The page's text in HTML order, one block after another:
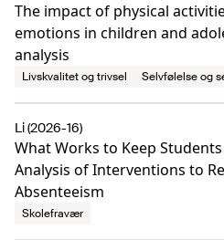
The impact of physical
emotions in children and
analysis
Livskvalitet og trivsel Selvfølelse og
What Works to Keep
Analysis of Interventions to
Absenteeism
Li (2026-16)
Skolefravær